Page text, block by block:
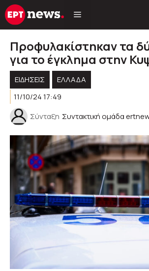
Μετάβαση
σε
Προφυλακίστηκαν τα
για το έγκλημα στην
ΕΙΔΗΣΕΙΣ
ΕΛΛΑΔΑ
11/10/24 17:49
Σύνταξη Συντακτική ομάδα